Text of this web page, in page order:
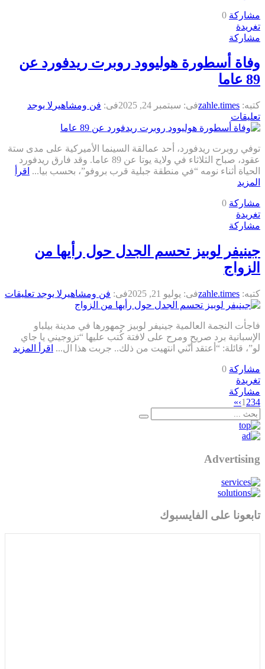
مشاركة 0
تغريدة
مشاركة
وفاة أسطورة هوليوود روبرت ريدفورد عن
89 عاما
كتبه: zahle.timesفى: سبتمبر 24, 2025 فى: فن ومشاهير لا يوجد
تعليقات
توفي روبرت ريدفورد، أحد عمالقة السينما الأميركية على مدى ستة
عقود، صباح الثلاثاء في ولاية يوتا عن 89 عاما. وقد فارق ريدفورد
الحياة أثناء نومه “في منطقة جبلية قرب بروفو”، بحسب بيا... اقرأ
المزيد
مشاركة 0
تغريدة
مشاركة
جينيفر لوبيز تحسم الجدل حول رأيها من
الزواج
كتبه: zahle.timesفى: يوليو 21, 2025 فى: فن ومشاهير لا يوجد تعليقات
فاجأت النجمة العالمية جينيفر لوبيز جمهورها في مدينة بيلباو
الإسبانية برد صريح ومرح على لافتة كُتب عليها “تزوجيني يا جاي
لو”، قائلة: “أعتقد أنّني انتهيت من ذلك.. جربت هذا ال... اقرأ المزيد
مشاركة 0
تغريدة
مشاركة
1 234
›
»
Advertising
تابعونا على الفايسبوك